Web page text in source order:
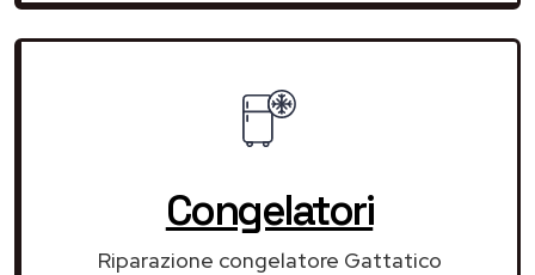
Congelatori
Riparazione congelatore Gattatico